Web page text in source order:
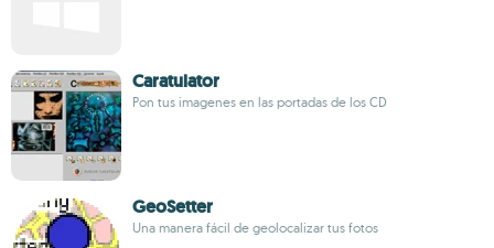
Caratulator
Pon tus imagenes en las portadas de los CD
GeoSetter
Una manera fácil de geolocalizar tus fotos